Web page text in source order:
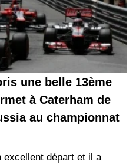
une belle 13ème
à Caterham de
au championnat
excellent départ et il a